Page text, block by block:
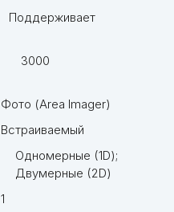
Поддерживает
3000
Фото (Area Imager)
Встраиваемый
Одномерные (1D);
Двумерные (2D)
1